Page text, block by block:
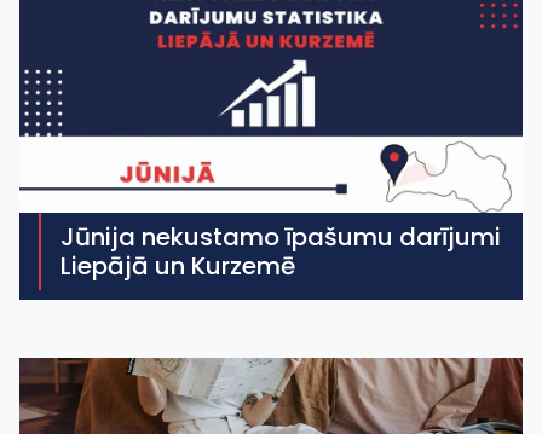
Jūnija nekustamo īpašumu darījumi
Liepājā un Kurzemē